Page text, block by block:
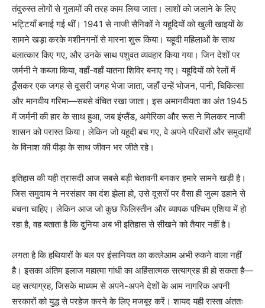
तंदुरुस्त लोगों से गुलामों की तरह काम लिया जाता। लाशों को जलाने के लिए
भट्टियाँ बनाई गई थीं। 1941 से नाजी सैनिकों ने यहूदियों को खुली खाइयों के
सामने खड़ा करके मशीनगनों से मारना शुरू किया। यहूदी महिलाओं के साथ
बलात्कार किए गए, और उनके साथ पशुवत व्यवहार किया गया। जिन देशों पर
जर्मनी ने कब्जा किया, वहाँ-वहाँ यातना शिविर बनाए गए। यहूदियों को रेलों में
ठूँसकर एक जगह से दूसरी जगह भेजा जाता, जहाँ उन्हें भोजन, पानी, चिकित्सा
और मानवीय गरिमा—सबसे वंचित रखा जाता। इस अमानवीयता का अंत 1945
में जर्मनी की हार के साथ हुआ, जब इंग्लैंड, अमेरिका और रूस ने मिलकर नाजी
शासन को परास्त किया। लेकिन जो यहूदी बच गए, वे अपने परिवारों और समुदायों
के विनाश की पीड़ा के साथ जीवन भर जीते रहे।
इतिहास की यही त्रासदी आज सबसे बड़ी चेतावनी बनकर हमारे सामने खड़ी है।
जिस समुदाय ने नरसंहार का दंश झेला हो, उसे दूसरों पर वैसा ही जुल्म ढहाने से
बचना चाहिए। लेकिन आज जो कुछ फिलिस्तीन और व्यापक पश्चिम एशिया में हो
रहा है, वह बताता है कि दुनिया अब भी इतिहास से सीखने को तैयार नहीं है।
लगता है कि हथियारों के बल पर इंसानियत का कत्लेआम अभी रुकने वाला नहीं
है। इसका अंतिम इलाज महात्मा गांधी का अहिंसात्मक सत्याग्रह ही हो सकता है—
वह सत्याग्रह, जिसके माध्यम से अपने-अपने देशों के आम नागरिक अपनी
सरकारों को युद्ध से परहेज करने के लिए मजबूर करें। शायद यही रास्ता अंततः